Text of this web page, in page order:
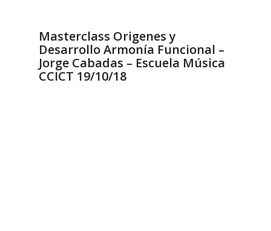
Masterclass Origenes y
Desarrollo Armonía Funcional –
Jorge Cabadas – Escuela Música
CCICT 19/10/18